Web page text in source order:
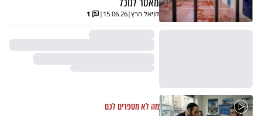
דניאל הרץ|
15.06.26
|
1
מה לא מספרים לכם